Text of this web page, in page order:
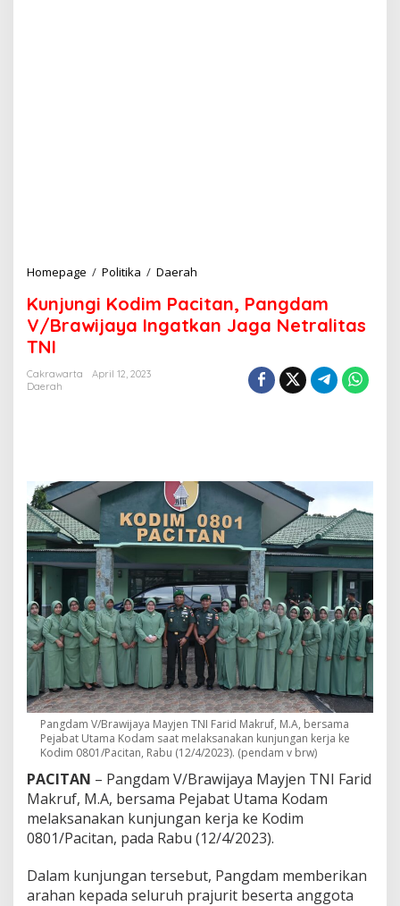
Homepage / Politika / Daerah
n
j
u
P
a
c
i
t
n
,
P
a
n
d
a
m
V
/
B
a
w
i
j
a
a
I
Kunjungi Kodim Pacitan, Pangdam
V/Brawijaya Ingatkan Jaga Netralitas
TNI
Cakrawarta
April 12, 2023
Daerah
Pangdam V/Brawijaya Mayjen TNI Farid Makruf, M.A, bersama
Pejabat Utama Kodam saat melaksanakan kunjungan kerja ke
Kodim 0801/Pacitan, Rabu (12/4/2023). (pendam v brw)
PACITAN – Pangdam V/Brawijaya Mayjen TNI Farid
Makruf, M.A, bersama Pejabat Utama Kodam
melaksanakan kunjungan kerja ke Kodim
0801/Pacitan, pada Rabu (12/4/2023).
Dalam kunjungan tersebut, Pangdam memberikan
arahan kepada seluruh prajurit beserta anggota